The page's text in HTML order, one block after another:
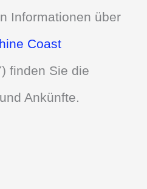
Informationen über
Coast
finden Sie die
Ankünfte.